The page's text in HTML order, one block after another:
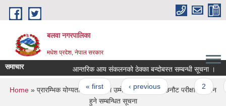
Skip to main content
बलवा नगरपालिका
मधेश प्रदेश, नेपाल सरकार
समाचार आन्तरिक आय संकलनको ठेक्का बन्दोबस्त सम्बन्धी सूचना ।
Pages
« first ‹ previous … 2
You are here
Home » प्रारम्भिक योग्यताक्रममा परेका उम्मेदवारको कम्प्यूटर छनौट परीक्षा संचालन
हुने सम्बन्धित सूचना